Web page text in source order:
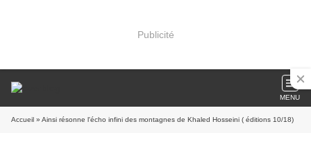
Publicité
MENU
Accueil » Ainsi résonne l'écho infini des montagnes de Khaled Hosseini ( éditions 10/18)